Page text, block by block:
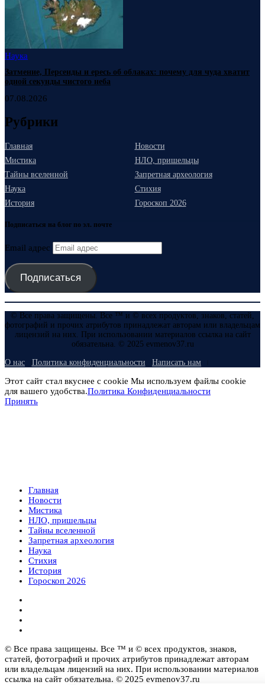
Наука
Затмение, Персеиды и ересь об облаках: почему для чуда хватит
одной секунды чистого неба
07.08.2026
Рубрики
Главная
Новости
Мистика
НЛО, пришельцы
Тайны вселенной
Запретная археология
Наука
Стихия
История
Гороскоп 2026
Подписаться на блог по эл. почте
Email адрес
Подписаться
© Все права защищены. Все ™ и © всех продуктов, знаков, статей,
фотографий и прочих атрибутов принадлежат авторам или владельцам
лицензий на них. При использовании материалов ссылка на сайт
обязательна. © 2025 evmenov37.ru
О нас Политика конфиденциальности Написать нам
Этот сайт стал вкуснее с cookie Мы используем файлы cookie
для вашего удобства.Политика Конфиденциальности
Принять
Главная
Новости
Мистика
НЛО, пришельцы
Тайны вселенной
Запретная археология
Наука
Стихия
История
Гороскоп 2026
© Все права защищены. Все ™ и © всех продуктов, знаков,
статей, фотографий и прочих атрибутов принадлежат авторам
или владельцам лицензий на них. При использовании материалов
ссылка на сайт обязательна. © 2025 evmenov37.ru